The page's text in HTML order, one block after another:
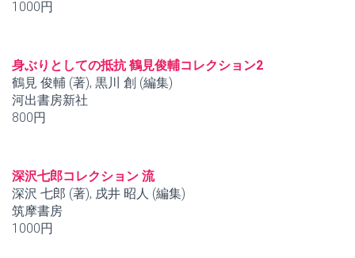
1000円
身ぶりとしての抵抗 鶴見俊輔コレクション2
鶴見 俊輔 (著), 黒川 創 (編集)
河出書房新社
800円
深沢七郎コレクション 流
深沢 七郎 (著), 戌井 昭人 (編集)
筑摩書房
1000円